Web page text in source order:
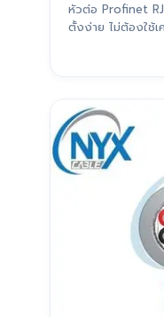
หัวต่อ Profinet
ตั้งง่าย ไม่ต้องใช้